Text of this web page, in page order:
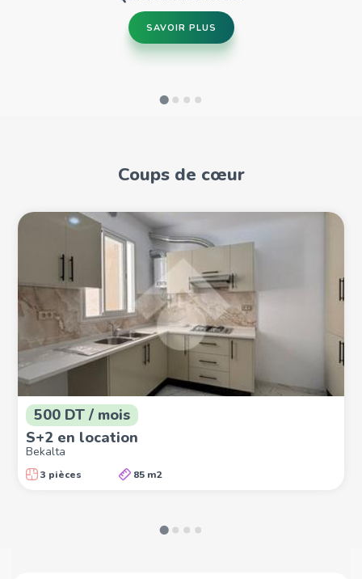
SAVOIR PLUS
Coups de cœur
500 DT / mois
S+2 en location
Bekalta
3 pièces 85 m2